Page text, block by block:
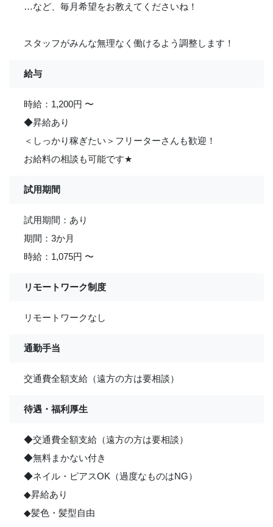
…など、毎月希望をお教えてくださいね！
スタッフがみんな無理なく働けるよう調整します！
給与
時給：1,200円 〜
◆昇給あり
＜しっかり稼ぎたい＞フリーターさんも歓迎！
お給料の相談も可能です★
試用期間
試用期間：あり
期間：3か月
時給：1,075円 〜
リモートワーク制度
リモートワークなし
通勤手当
交通費全額支給（遠方の方は要相談）
待遇・福利厚生
◆交通費全額支給（遠方の方は要相談）
◆無料まかない付き
◆ネイル・ピアスOK（過度なものはNG）
◆昇給あり
◆髪色・髪型自由